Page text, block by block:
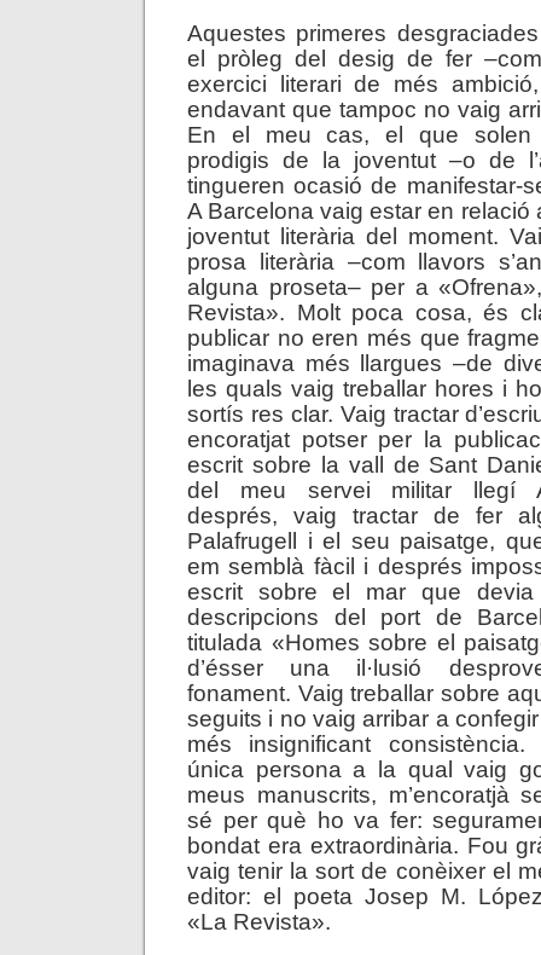
Aquestes primeres
el pròleg del desig de fer
exercici literari de més
endavant que tampoc no vaig
En el meu cas, el que solen
prodigis de la joventut –o de
tingueren ocasió de manifestar-
A Barcelona vaig estar en relació
joventut literària del moment.
prosa literària –com llavors
alguna proseta– per a
Revista». Molt poca cosa, és
publicar no eren més que
imaginava més llargues –de
les quals vaig treballar hores i
sortís res clar. Vaig tractar
encoratjat potser per la
escrit sobre la vall de Sant
del meu servei militar llegí
després, vaig tractar de fer
Palafrugell i el seu paisatge,
em semblà fàcil i després
escrit sobre el mar que devia
descripcions del port de
titulada «Homes sobre el
d’ésser una il·lusió
fonament. Vaig treballar sobre
seguits i no vaig arribar a
més insignificant consistència.
única persona a la qual vaig
meus manuscrits, m’encoratjà
sé per què ho va fer:
bondat era extraordinària. Fou
vaig tenir la sort de conèixer el
editor: el poeta Josep M.
«La Revista».